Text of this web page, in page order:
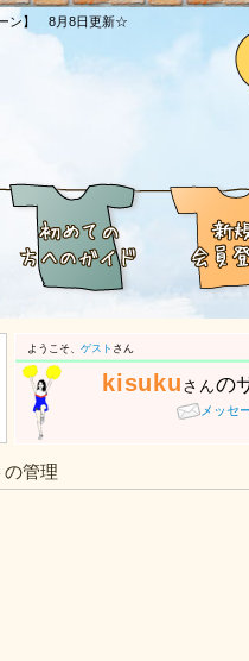
ーン】 8月8日更新☆
ようこそ、 ゲスト さん
kisuku さんの
メッセ
の管理